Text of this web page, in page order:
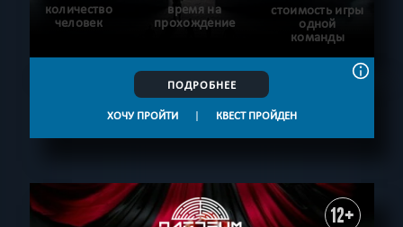
количество
человек
время на
прохождение
стоимость игры
одной
команды
ПОДРОБНЕЕ
ХОЧУ ПРОЙТИ | КВЕСТ ПРОЙДЕН
12+